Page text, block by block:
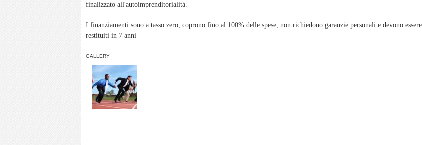
finalizzato all'autoimprenditorialità.
I finanziamenti sono a tasso zero, coprono fino al 100% delle spese, non richiedono garanzie personali e devono essere
restituiti in 7 anni
GALLERY